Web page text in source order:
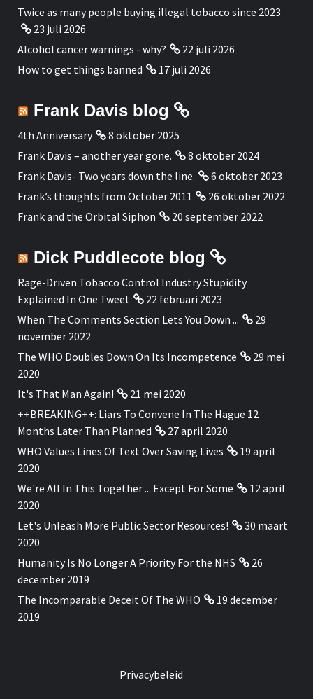
Twice as many people buying illegal tobacco since 2023
23 juli 2026
Alcohol cancer warnings - why?
22 juli 2026
How to get things banned
17 juli 2026
Frank Davis blog
4th Anniversary
8 oktober 2025
Frank Davis – another year gone.
8 oktober 2024
Frank Davis- Two years down the line.
6 oktober 2023
Frank’s thoughts from October 2011
26 oktober 2022
Frank and the Orbital Siphon
20 september 2022
Dick Puddlecote blog
Rage-Driven Tobacco Control Industry Stupidity
Explained In One Tweet
22 februari 2023
When The Comments Section Lets You Down ...
29
november 2022
The WHO Doubles Down On Its Incompetence
29 mei
2020
It's That Man Again!
21 mei 2020
++BREAKING++: Liars To Convene In The Hague 12
Months Later Than Planned
27 april 2020
WHO Values Lines Of Text Over Saving Lives
19 april
2020
We're All In This Together ... Except For Some
12 april
2020
Let's Unleash More Public Sector Resources!
30 maart
2020
Humanity Is No Longer A Priority For the NHS
26
december 2019
The Incomparable Deceit Of The WHO
19 december
2019
Privacybeleid